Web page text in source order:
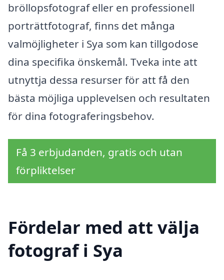
bröllopsfotograf eller en professionell
porträttfotograf, finns det många
valmöjligheter i Sya som kan tillgodose
dina specifika önskemål. Tveka inte att
utnyttja dessa resurser för att få den
bästa möjliga upplevelsen och resultaten
för dina fotograferingsbehov.
Få 3 erbjudanden, gratis och utan
förpliktelser
Fördelar med att välja
fotograf i Sya